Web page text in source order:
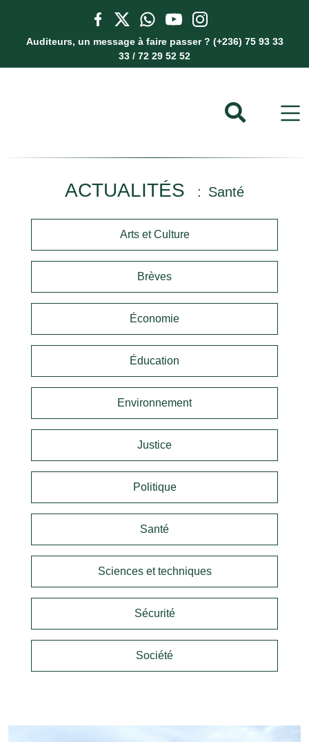
Auditeurs, un message à faire passer ? (+236) 75 93 33
33 / 72 29 52 52
ACTUALITÉS Santé
Arts et Culture
Brèves
Économie
Éducation
Environnement
Justice
Politique
Santé
Sciences et techniques
Sécurité
Société